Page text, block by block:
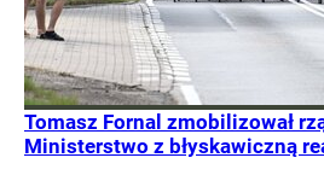
Tomasz Fornal zmobilizował
Ministerstwo z błyskawiczną